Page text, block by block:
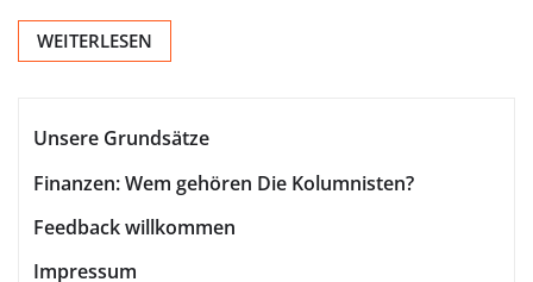
WEITERLESEN
Unsere Grundsätze
Finanzen: Wem gehören Die Kolumnisten?
Feedback willkommen
Impressum